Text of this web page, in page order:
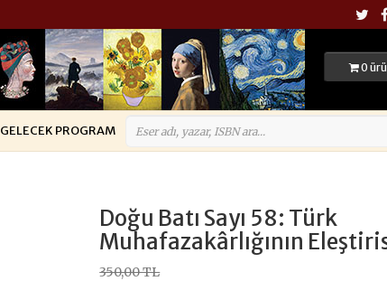
0
GELECEK PROGRAM
Doğu Batı Sayı 58: Türk
Muhafazakârlığının
350,00 TL